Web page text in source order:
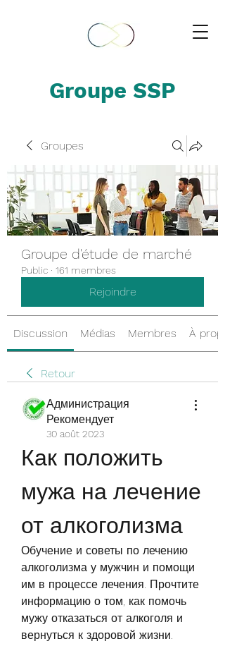
Groupe SSP
Groupes
Groupe d'étude de marché
Public · 161 membres
Rejoindre
Discussion Médias Membres À
Retour
Администрация
Рекомендует
30 août 2023
Как положить
мужа на лечение
от алкоголизма
Обучение и советы по лечению
алкоголизма у мужчин и помощи
им в процессе лечения. Прочтите
информацию о том, как помочь
мужу отказаться от алкоголя и
вернуться к здоровой жизни.